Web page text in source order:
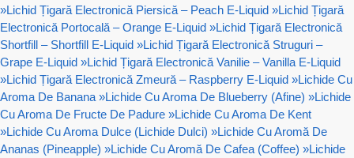
»Lichid Țigară Electronică Piersică – Peach E-Liquid »Lichid Țigară
Electronică Portocală – Orange E-Liquid »Lichid Țigară Electronică
Shortfill – Shortfill E-Liquid »Lichid Țigară Electronică Struguri –
Grape E-Liquid »Lichid Țigară Electronică Vanilie – Vanilla E-Liquid
»Lichid Țigară Electronică Zmeură – Raspberry E-Liquid »Lichide Cu
Aroma De Banana »Lichide Cu Aroma De Blueberry (Afine) »Lichide
Cu Aroma De Fructe De Padure »Lichide Cu Aroma De Kent
»Lichide Cu Aroma Dulce (Lichide Dulci) »Lichide Cu Aromă De
Ananas (Pineapple) »Lichide Cu Aromă De Cafea (Coffee) »Lichide